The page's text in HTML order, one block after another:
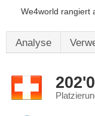
We4world rangiert
Analyse